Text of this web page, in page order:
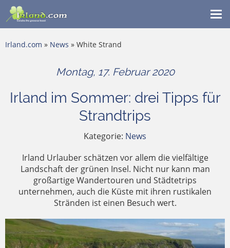
Irland.com » News » White Strand
Montag, 17. Februar 2020
Irland im Sommer: drei Tipps für
Strandtrips
Kategorie: News
Irland Urlauber schätzen vor allem die vielfältige
Landschaft der grünen Insel. Nicht nur kann man
großartige Wandertouren und Städtetrips
unternehmen, auch die Küste mit ihren rustikalen
Stränden ist einen Besuch wert.